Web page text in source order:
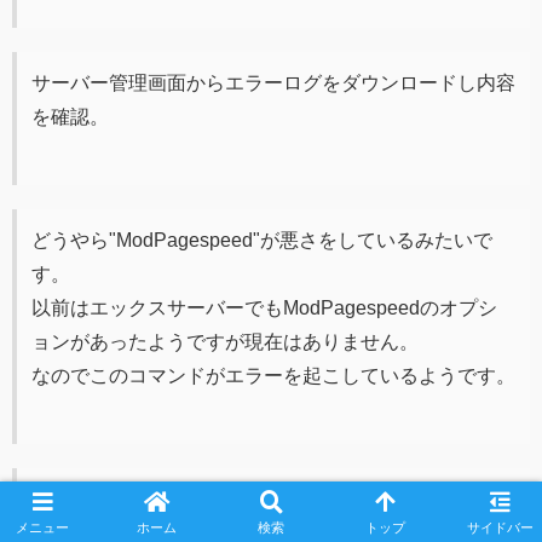
サーバー管理画面からエラーログをダウンロードし内容
を確認。
どうやら"ModPagespeed"が悪さをしているみたいで
す。
以前はエックスサーバーでもModPagespeedのオプシ
ョンがあったようですが現在はありません。
なのでこのコマンドがエラーを起こしているようです。
アップデート後の500エラー
メニュー ホーム 検索 トップ サイドバー